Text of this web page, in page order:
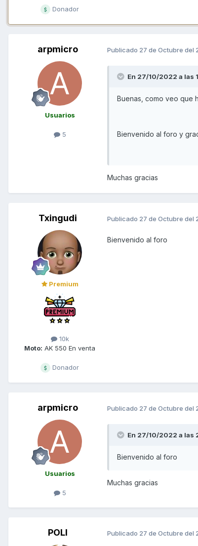
Donador
arpmicro
Usuarios
5
Publicado 27 de Octubre del
En 27/10/2022 a las
Buenas, como veo que
Bienvenido al foro y
Muchas gracias
Txingudi
Premium
10k
Moto: AK 550 En venta
Donador
Publicado 27 de Octubre del
Bienvenido al foro
arpmicro
Usuarios
5
Publicado 27 de Octubre del
En 27/10/2022 a las
Bienvenido al foro
Muchas gracias
POLI Publicado 27 de Octubre del